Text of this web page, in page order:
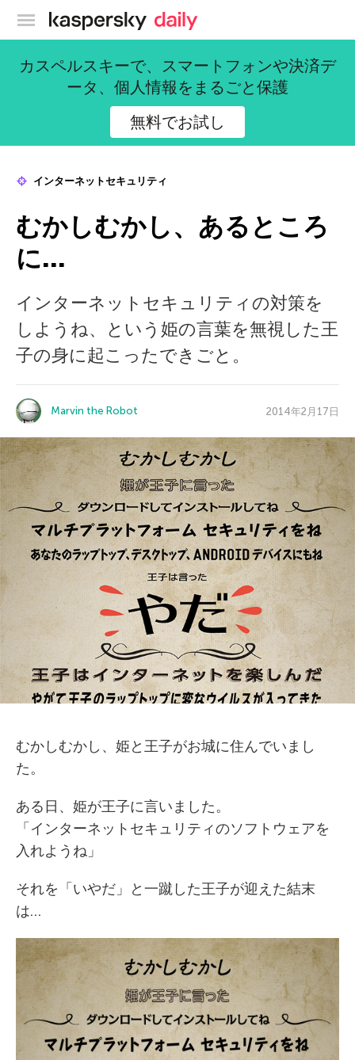
カスペルスキー公式ブログ
カスペルスキーで、スマートフォンや決済デ
ータ、個人情報をまるごと保護
無料でお試し
インターネットセキュリティ
むかしむかし、あるところ
に…
インターネットセキュリティの対策を
しようね、という姫の言葉を無視した王
子の身に起こったできごと。
Marvin the Robot 2014年2月17日
むかしむかし、姫と王子がお城に住んでいまし
た。
ある日、姫が王子に言いました。
「インターネットセキュリティのソフトウェアを
入れようね」
それを「いやだ」と一蹴した王子が迎えた結末
は…